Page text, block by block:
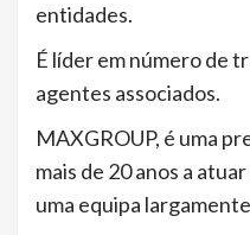
entidades.
É líder em número de
agentes associados.
MAXGROUP, é uma
mais de 20 anos a
uma equipa